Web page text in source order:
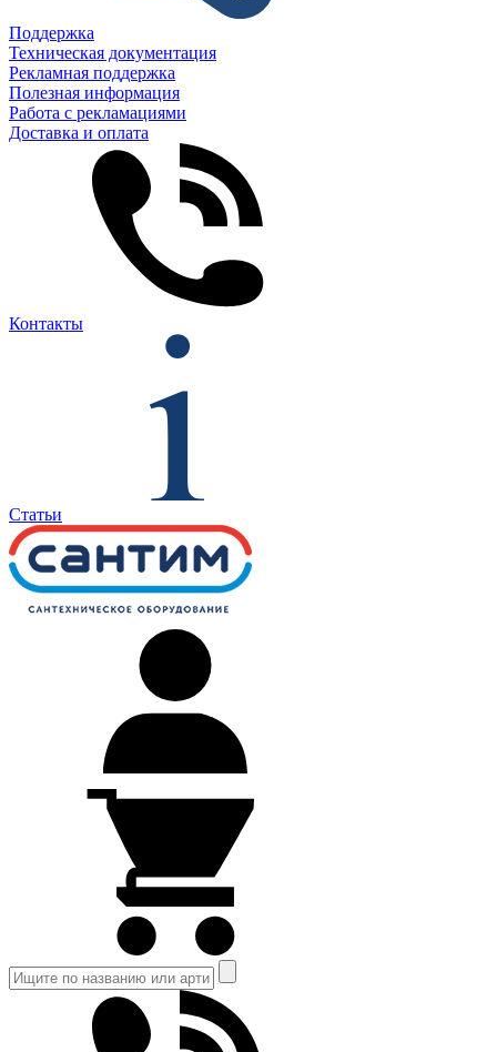
Поддержка
Техническая документация
Рекламная поддержка
Полезная информация
Работа с рекламациями
Доставка и оплата
Контакты
Статьи